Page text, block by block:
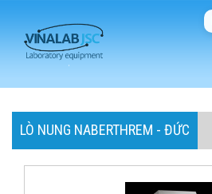
LÒ NUNG NABERTHREM - ĐỨC